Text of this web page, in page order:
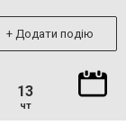
+ Додати подію
13
чт